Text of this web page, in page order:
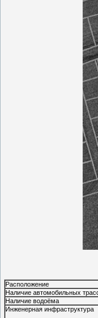
Расположение
Наличие автомобильных
Наличие водоёма
Инженерная инфраструктура